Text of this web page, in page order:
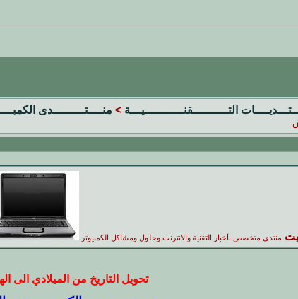
التــــــــــقنـــــــــــيـــة > منــــتـــــــــدى
منتدى متخصص بأخبار التقنية والانترنت وحلول ومشاكل الكمبيوتر
تحويل التاريخ من الميلادي الى